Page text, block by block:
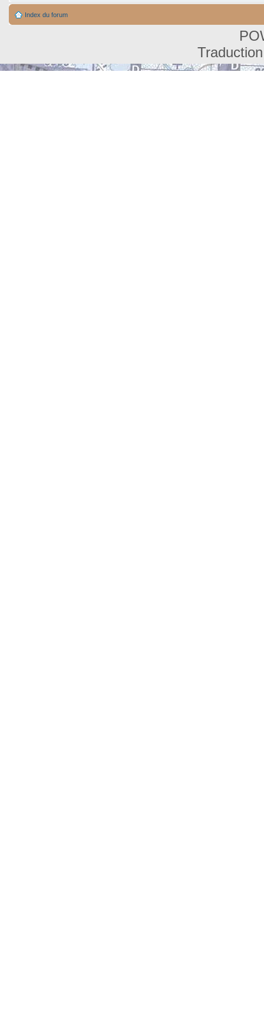
Index du forum